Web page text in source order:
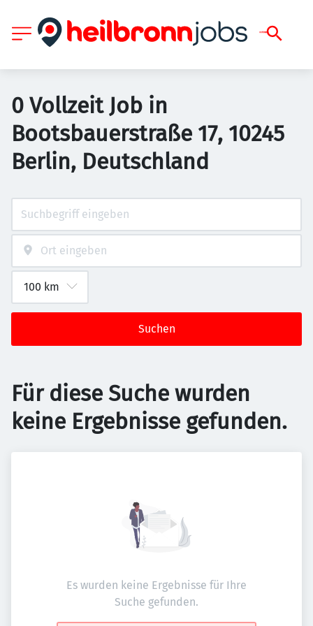
0 Vollzeit Job in
Bootsbauerstraße 17, 10245
Berlin, Deutschland
Suchen
Für diese Suche wurden
keine Ergebnisse gefunden.
Es wurden keine Ergebnisse für Ihre
Suche gefunden.